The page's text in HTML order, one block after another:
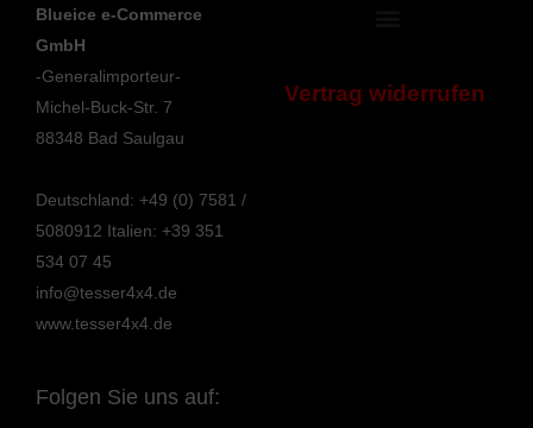
Blueice e-Commerce
GmbH
-Generalimporteur-
Michel-Buck-Str. 7
88348 Bad Saulgau
Deutschland: +49 (0) 7581 /
5080912 Italien: +39 351
534 07 45
info@tesser4x4.de
www.tesser4x4.de
Vertrag widerrufen
Folgen Sie uns auf: